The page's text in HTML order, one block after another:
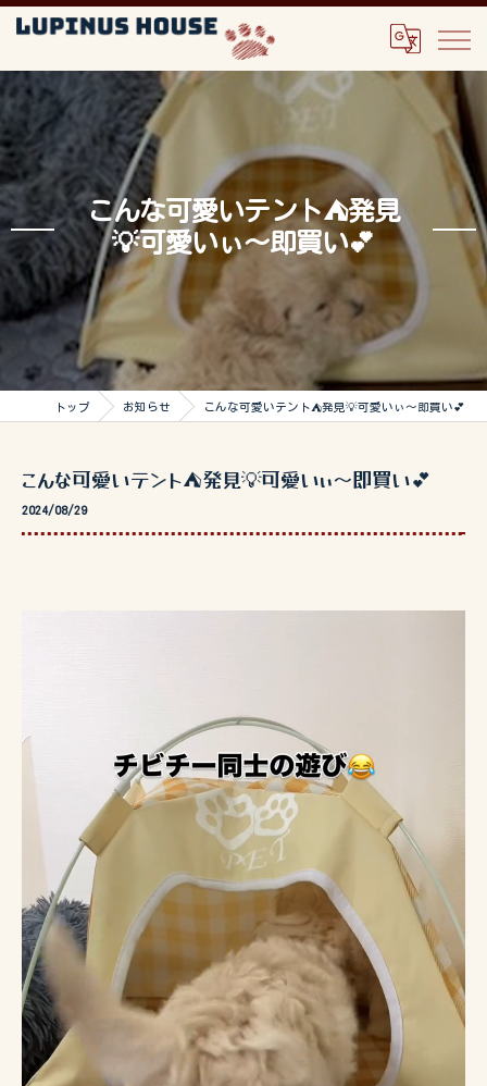
こんな可愛いテント⛺️発見
💡可愛いぃ〜即買い💕
トップ お知らせ こんな可愛いテント⛺️発見💡可愛いぃ〜即買い💕
こんな可愛いテント⛺️発見💡可愛いぃ〜即買い💕
2024/08/29